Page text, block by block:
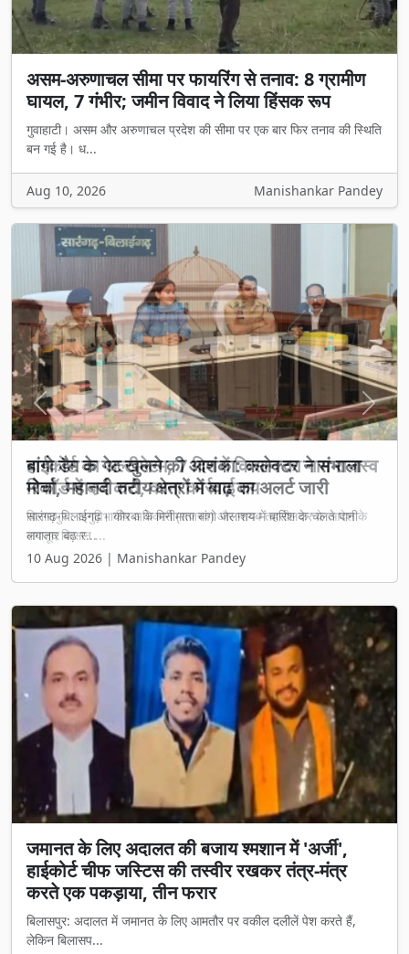
असम-अरुणाचल सीमा पर फायरिंग से तनाव: 8 ग्रामीण
घायल, 7 गंभीर; जमीन विवाद ने लिया हिंसक रूप
गुवाहाटी। असम और अरुणाचल प्रदेश की सीमा पर एक बार फिर तनाव की स्थिति
बन गई है। ध...
Aug 10, 2026 Manishankar Pandey
बांगो डैम के गेट खुलने की आशंका: कलेक्टर ने संभाला
मोर्चा, महानदी तटीय क्षेत्रों में बाढ़ का अलर्ट जारी
सारंगढ़-बिलाईगढ़। कोरबा के मिनीमाता बांगो जलाशय में बारिश के चलते पानी
लगातार बढ़ र...
10 Aug 2026 | Manishankar Pandey
Previous Next
जमानत के लिए अदालत की बजाय श्मशान में 'अर्जी',
हाईकोर्ट चीफ जस्टिस की तस्वीर रखकर तंत्र-मंत्र
करते एक पकड़ाया, तीन फरार
बिलासपुर: अदालत में जमानत के लिए आमतौर पर वकील दलीलें पेश करते हैं,
लेकिन बिलासप...